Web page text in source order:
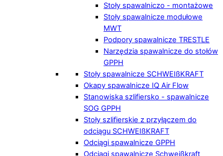
Stoły spawalniczo - montażowe
Stoły spawalnicze modułowe
MWT
Podpory spawalnicze TRESTLE
Narzędzia spawalnicze do stołów
GPPH
Stoły spawalnicze SCHWEIßKRAFT
Okapy spawalnicze IQ Air Flow
Stanowiska szlifiersko - spawalnicze
SOG GPPH
Stoły szlifierskie z przyłączem do
odciągu SCHWEIßKRAFT
Odciągi spawalnicze GPPH
Odciągi spawalnicze Schweißkraft